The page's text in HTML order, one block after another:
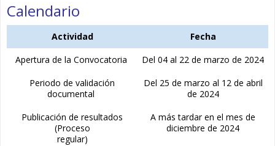
Calendario
Actividad
Fecha
Apertura de la Convocatoria
Del 04 al 22 de marzo de 2024
Periodo de validación
documental
Del 25 de marzo al 12 de abril
de 2024
Publicación de resultados
(Proceso
regular)
A más tardar en el mes de
diciembre de 2024